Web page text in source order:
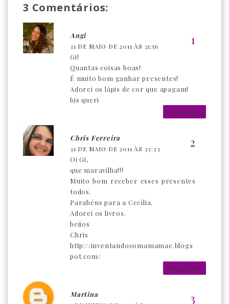
3 Comentários:
Angi
31 DE MAIO DE 2011 ÀS 21:56
Gi!
Quantas coisas boas!
É muito bom ganhar presentes!
Adorei os lápis de cor que apagam!
bjs queri
Responder
Chris Ferreira
31 DE MAIO DE 2011 ÀS 23:23
Oi Gi,
que maravilha!!!
Muito bom receber esses presentes
todos.
Parabéns para a Cecília.
Adorei os livros.
beijos
Chris
http://inventandocomamamae.blogs
pot.com/
Responder
Martina